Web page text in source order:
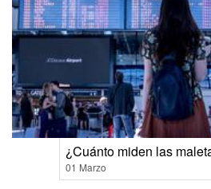
¿Cuánto miden las
01 Marzo